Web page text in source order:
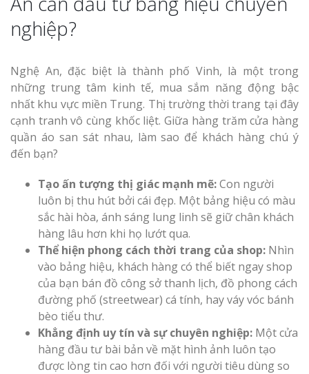
nghiệp?
Nghệ An, đặc biệt là thành phố Vinh, là một trong
những trung tâm kinh tế, mua sắm năng động bậc
nhất khu vực miền Trung. Thị trường thời trang tại đây
cạnh tranh vô cùng khốc liệt. Giữa hàng trăm cửa hàng
quần áo san sát nhau, làm sao để khách hàng chú ý
đến bạn?
Tạo ấn tượng thị giác mạnh mẽ:Con người
luôn bị thu hút bởi cái đẹp. Một bảng hiệu có màu
sắc hài hòa, ánh sáng lung linh sẽ giữ chân khách
hàng lâu hơn khi họ lướt qua.
Thể hiện phong cách thời trang của shop: Nhìn
vào bảng hiệu, khách hàng có thể biết ngay shop
của bạn bán đồ công sở thanh lịch, đồ phong cách
đường phố (streetwear) cá tính, hay váy vóc bánh
bèo tiểu thư.
Khẳng định uy tín và sự chuyên nghiệp: Một cửa
hàng đầu tư bài bản về mặt hình ảnh luôn tạo
được lòng tin cao hơn đối với người tiêu dùng so